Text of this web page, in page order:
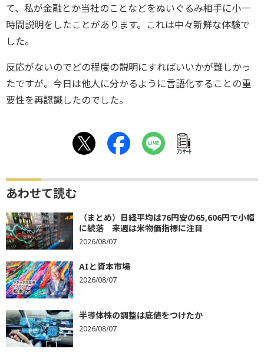
て、私が金融とか当社のことなどをぬいぐるみ相手に小一
時間説明をしたことがあります。これは中々新鮮な体験で
した。
反応がないのでどの程度の説明にすればいいかが難しかっ
たですが。今日は他人に分かるように言語化することの重
要性を再認識したのでした。
ｱﾝｹｰﾄ
あわせて読む
（まとめ）日経平均は76円安の65,606円で小幅
に続落 来週は米物価指標に注目
2026/08/07
AIと資本市場
2026/08/07
半導体株の調整は底値をつけたか
2026/08/07